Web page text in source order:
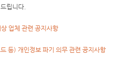
립니다.
업체 관련 공지사항
등) 개인정보 파기 의무 관련 공지사항